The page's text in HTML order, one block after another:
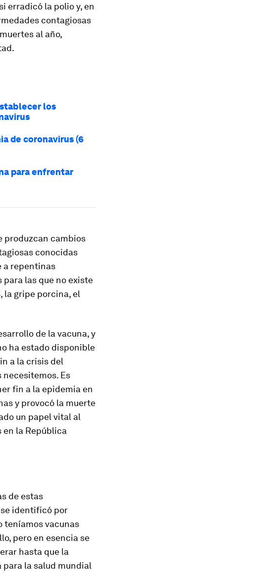
erradicó la polio y, en
contagiosas
al año,
los
de coronavirus (6
para enfrentar
produzcan cambios
conocidas
a repentinas
las que no existe
la gripe porcina, el
de la vacuna, y
ha estado disponible
a la crisis del
necesitemos. Es
fin a la epidemia en
y provocó la muerte
un papel vital al
la República
de estas
se identificó por
teníamos vacunas
pero en esencia se
hasta que la
la salud mundial